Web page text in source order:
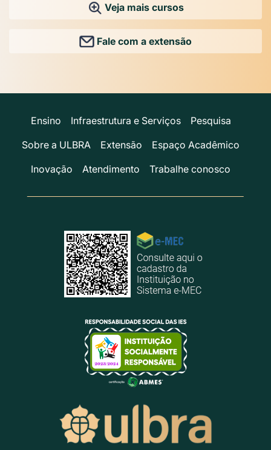
Veja mais cursos
Fale com a extensão
Ensino Infraestrutura e Serviços
Pesquisa
Sobre a ULBRA
Extensão
Espaço Acadêmico
Inovação
Atendimento Trabalhe conosco